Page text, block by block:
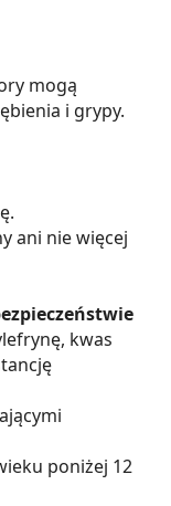
mogą
i grypy.
ani nie więcej
kwas
poniżej 12